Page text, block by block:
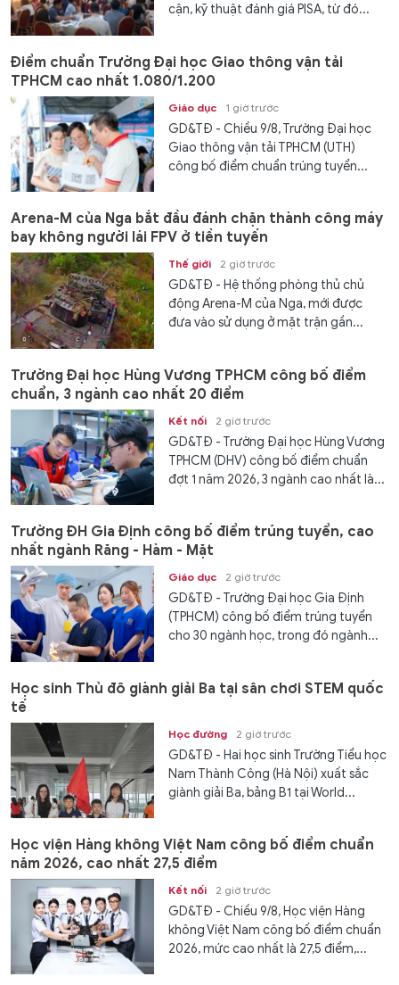
cận, kỹ thuật đánh giá PISA, từ đó...
Điểm chuẩn Trường Đại học Giao thông vận tải
TPHCM cao nhất 1.080/1.200
Giáo dục 1 giờ trước
GD&TĐ - Chiều 9/8, Trường Đại học
Giao thông vận tải TPHCM (UTH)
công bố điểm chuẩn trúng tuyển...
Arena-M của Nga bắt đầu đánh chặn thành công máy
bay không người lái FPV ở tiền tuyến
Thế giới 2 giờ trước
GD&TĐ - Hệ thống phòng thủ chủ
động Arena-M của Nga, mới được
đưa vào sử dụng ở mặt trận gần...
Trường Đại học Hùng Vương TPHCM công bố điểm
chuẩn, 3 ngành cao nhất 20 điểm
Kết nối 2 giờ trước
GD&TĐ - Trường Đại học Hùng Vương
TPHCM (DHV) công bố điểm chuẩn
đợt 1 năm 2026, 3 ngành cao nhất là...
Trường ĐH Gia Định công bố điểm trúng tuyển, cao
nhất ngành Răng - Hàm - Mặt
Giáo dục 2 giờ trước
GD&TĐ - Trường Đại học Gia Định
(TPHCM) công bố điểm trúng tuyển
cho 30 ngành học, trong đó ngành...
Học sinh Thủ đô giành giải Ba tại sân chơi STEM quốc
tế
Học đường 2 giờ trước
GD&TĐ - Hai học sinh Trường Tiểu học
Nam Thành Công (Hà Nội) xuất sắc
giành giải Ba, bảng B1 tại World...
Học viện Hàng không Việt Nam công bố điểm chuẩn
năm 2026, cao nhất 27,5 điểm
Kết nối 2 giờ trước
GD&TĐ - Chiều 9/8, Học viện Hàng
không Việt Nam công bố điểm chuẩn
2026, mức cao nhất là 27,5 điểm,...